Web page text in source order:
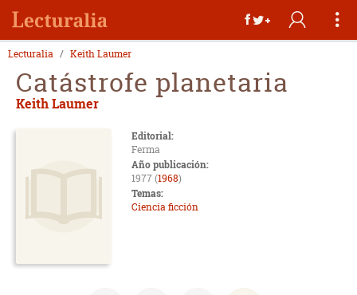
Lecturalia Keith Laumer
Catástrofe planetaria
Keith Laumer
Editorial:
Ferma
Año publicación:
1977 (1968)
Temas:
Ciencia ficción